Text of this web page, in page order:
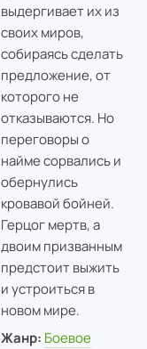
выдергивает их из
своих миров,
собираясь сделать
предложение, от
которого не
отказываются. Но
переговоры о
найме сорвались и
обернулись
кровавой бойней.
Герцог мертв, а
двоим призванным
предстоит выжить
и устроиться в
новом мире.
Жанр: Боевое